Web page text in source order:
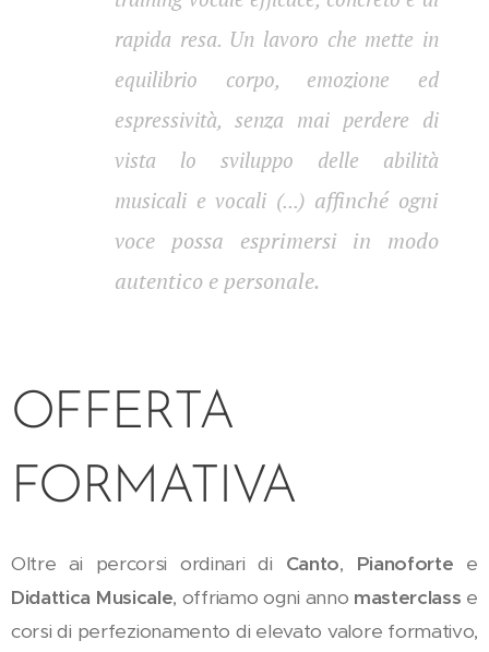
rapida resa. Un lavoro che mette in
equilibrio corpo, emozione ed
espressività, senza mai perdere di
vista lo sviluppo delle abilità
musicali e vocali (...) affinché ogni
voce possa esprimersi in modo
autentico e personale.
OFFERTA
FORMATIVA
Oltre ai percorsi ordinari di Canto, Pianoforte e
Didattica Musicale, offriamo ogni anno masterclass e
corsi di perfezionamento di elevato valore formativo,